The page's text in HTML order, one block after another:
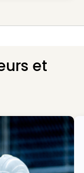
et